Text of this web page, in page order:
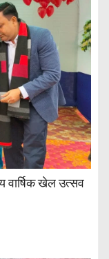
वार्षिक खेल उत्सव